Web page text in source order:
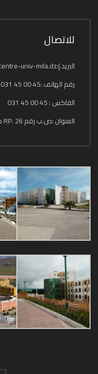
للاتصال
البريد.إ:admin.site@centre-univ-mila.dz
رقم الهاتف :45 00 45 031
الفاكس : 45 00 45 031
العنوان :ص.ب رقم 26 .RP ميلة 43000 الجزائر